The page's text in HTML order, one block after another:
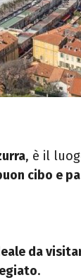
, è il
cibo e
da
.